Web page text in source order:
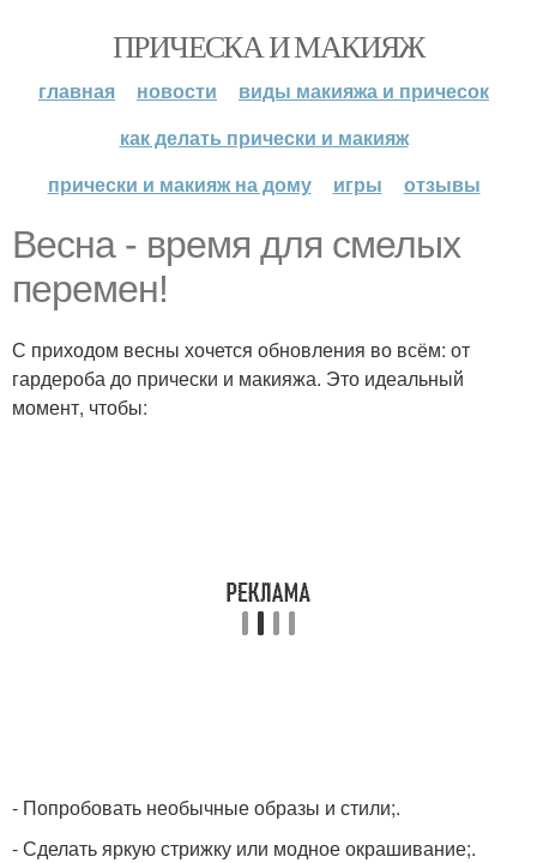
ПРИЧЕСКА И МАКИЯЖ
главная новости
виды макияжа и причесок
как делать прически и макияж
прически и макияж на дому
игры отзывы
Весна - время для смелых
перемен!
С приходом весны хочется обновления во всём: от
гардероба до прически и макияжа. Это идеальный
момент, чтобы:
- Попробовать необычные образы и стили;.
- Сделать яркую стрижку или модное окрашивание;.